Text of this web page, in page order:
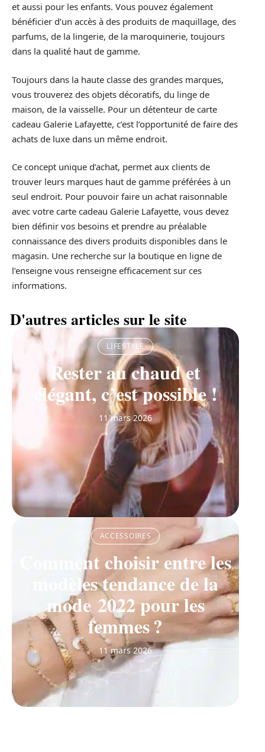
et aussi pour les enfants. Vous pouvez également
bénéficier d’un accès à des produits de maquillage, des
parfums, de la lingerie, de la maroquinerie, toujours
dans la qualité haut de gamme.
Toujours dans la haute classe des grandes marques,
vous trouverez des objets décoratifs, du linge de
maison, de la vaisselle. Pour un détenteur de carte
cadeau Galerie Lafayette, c’est l’opportunité de faire des
achats de luxe dans un même endroit.
Ce concept unique d’achat, permet aux clients de
trouver leurs marques haut de gamme préférées à un
seul endroit. Pour pouvoir faire un achat raisonnable
avec votre carte cadeau Galerie Lafayette, vous devez
bien définir vos besoins et prendre au préalable
connaissance des divers produits disponibles dans le
magasin. Une recherche sur la boutique en ligne de
l’enseigne vous renseigne efficacement sur ces
informations.
D'autres articles sur le site
LIFESTYLE
Rester au chaud et
élégant, c’est possible !
11 mars 2026
ACCESSOIRES
Comment choisir entre les
modèles tendance de la
mode 2022 pour les
femmes ?
11 mars 2026